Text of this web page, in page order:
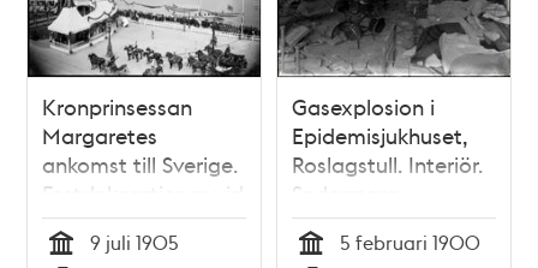
Kronprinsessan
Margaretes
ankomst till Sverige.
Festdekorationer vid
Logårdstrappan
9 juli 1905
Gasexplosion i
Epidemisjukhuset,
Roslagstull. Interiör.
Sedermera
Roslagstulls sjukhus
5 februari 1900